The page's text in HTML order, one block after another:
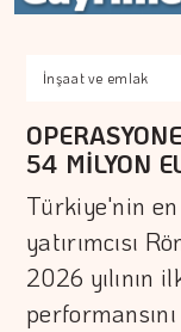
İnşaat ve emlak
54 MİLYON
Türkiye'nin
yatırımcısı
2026 yılının